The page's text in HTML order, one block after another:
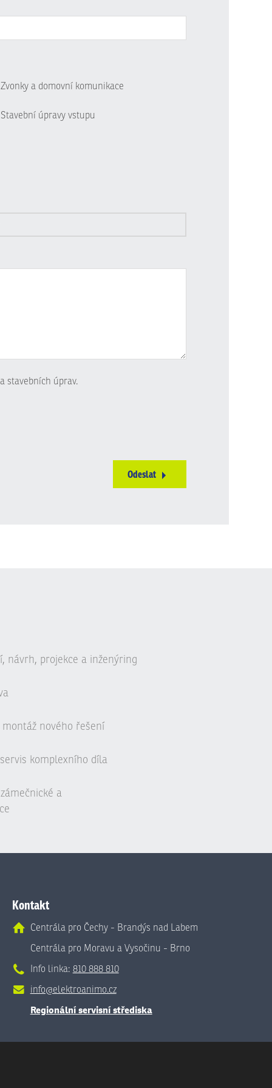
Zvonky a domovní komunikace
Stavební úpravy vstupu
stavebních úprav.
Odeslat
návrh, projekce a inženýring
nového řešení
komplexního díla
a
Kontakt
Centrála pro Čechy - Brandýs nad Labem
Centrála pro Moravu a Vysočinu - Brno
Info linka: 810 888 810
info@elektroanimo.cz
Regionální servisní střediska